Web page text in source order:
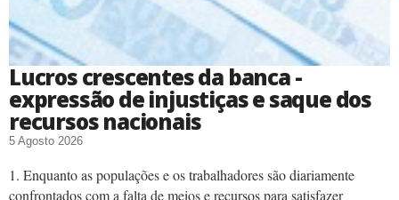
Lucros crescentes da banca -
expressão de injustiças e saque dos
recursos nacionais
5 Agosto 2026
1. Enquanto as populações e os trabalhadores são diariamente
confrontados com a falta de meios e recursos para satisfazer